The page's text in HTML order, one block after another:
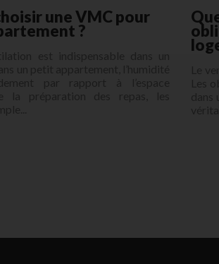
une VMC pour
?